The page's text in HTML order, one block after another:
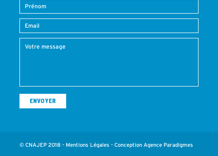
© CNAJEP 2018 - Mentions Légales - Conception Agence Paradigmes